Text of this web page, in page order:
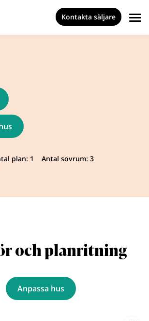
Kontakta säljare
plan: 1
Antal sovrum: 3
och planritning
Anpassa hus